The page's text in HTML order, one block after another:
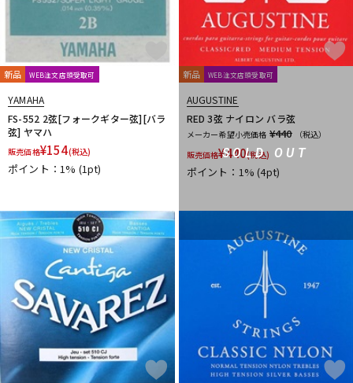
D&A GUITAR GEAR
Daiking Corporation
D'andrea
Danelectro D'Angelico DARCO
DAVA
DAVID LABOGA
DEAN Dean Markley DEVISER
DiMarzio
DINGWALL
dmi guitar labs Doc Simons DR
Dr.DUCK'S
Editions Bim
ele-king books
EMERSON CUSTOM
EMG Enfini Custom Works
ENGL
Epiphone
ERNIE BALL Famous
FANA
F-bass
Fender
Fender USA
Freedom Custom Guitar Research
G-K
G.I. Batteries G7th GATOR GATOR Frameworks
Gibson
GID GigBag Golden Power
GORILLA SNOT
GOTOH
Grande uomo Graph Tech
Gravity Guitar Picks
GRECO
Greg Bennett GRETSCH
GrooveTech Tools
Grover
Grover Allman Gruv Gear
GUITTO
Hal Leonard
HANNABACH Happich HARRY'S
HATA
Headway
HERCO HERCULES HexHider
HipStrap
新品 WEB注文店頭受取可
YAMAHA
FS-552 2弦[フォークギター弦][バラ
弦] ヤマハ
販売価格¥154(税込)
ポイント：1% (1pt)
SOLD OUT
新品 WEB注文店頭受取可
AUGUSTINE
RED 3弦 ナイロン バラ弦
メーカー希望小売価格 ¥440
（税込）
販売価格¥440(税込)
ポイント：1%(4pt)